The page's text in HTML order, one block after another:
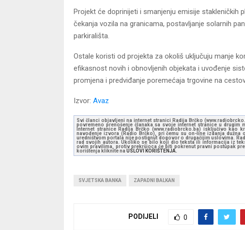
Projekt će doprinijeti i smanjenju emisije stakleničkih
čekanja vozila na granicama, postavljanje solarnih
parkirališta.
Ostale koristi od projekta za okoliš uključuju manje
efikasnost novih i obnovljenih objekata i uvođenje
promjena i predviđanje poremećaja trgovine na
Izvor: Avaz
Svi članci objavljeni na internet stranici Radija Brčko
povremeno prenošenje članaka sa svoje internet stranice u
Internet stranice Radija Brčko (www.radiobrcko.ba) isključivo
navođenje izvora (Radio Brčko), pri čemu su on-line izdanja
uredništvom portala nije postignut dogovor o drugačijim uslovima.
rad svojih autora. Ukoliko se bilo koji dio teksta ili informacija iz
ovim pravilima, protiv prekršioca će biti pokrenut pravni postupak
korištenja kliknite na USLOVI KORIŠTENJA.
SVJETSKA BANKA ZAPADNI BALKAN
PODIJELI 0